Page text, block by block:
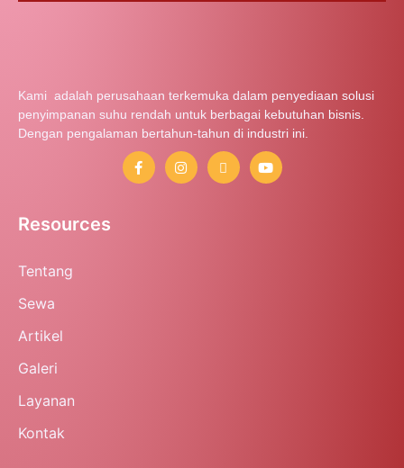
Kami adalah perusahaan terkemuka dalam penyediaan solusi
penyimpanan suhu rendah untuk berbagai kebutuhan bisnis.
Dengan pengalaman bertahun-tahun di industri ini.
Resources
Tentang
Sewa
Artikel
Galeri
Layanan
Kontak